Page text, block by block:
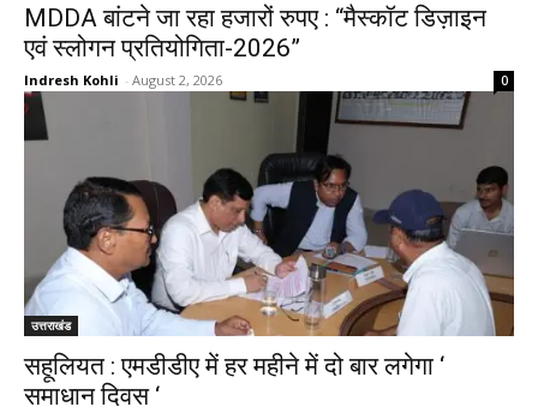
MDDA बांटने जा रहा हजारों रुपए : “मैस्कॉट डिज़ाइन
एवं स्लोगन प्रतियोगिता-2026”
Indresh Kohli - August 2, 2026 0
उत्तराखंड
सहूलियत : एमडीडीए में हर महीने में दो बार लगेगा ‘
समाधान दिवस ‘